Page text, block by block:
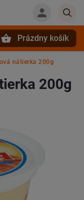
Prázdny košík
nátierka 200g
200g